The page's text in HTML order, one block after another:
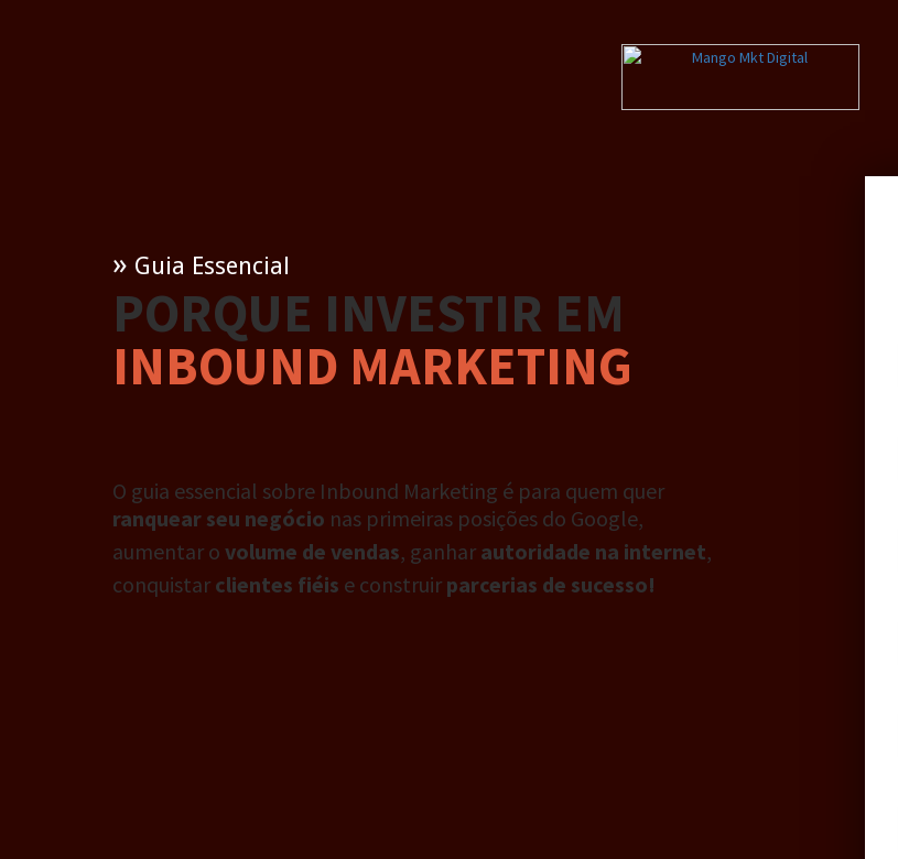
» Guia Essencial
PORQUE INVESTIR EM
INBOUND MARKETING
O guia essencial sobre Inbound Marketing é para quem quer
ranquear seu negócio nas primeiras posições do Google,
aumentar o volume de vendas, ganhar autoridade na internet,
conquistar clientes fiéis e construir parcerias de sucesso!